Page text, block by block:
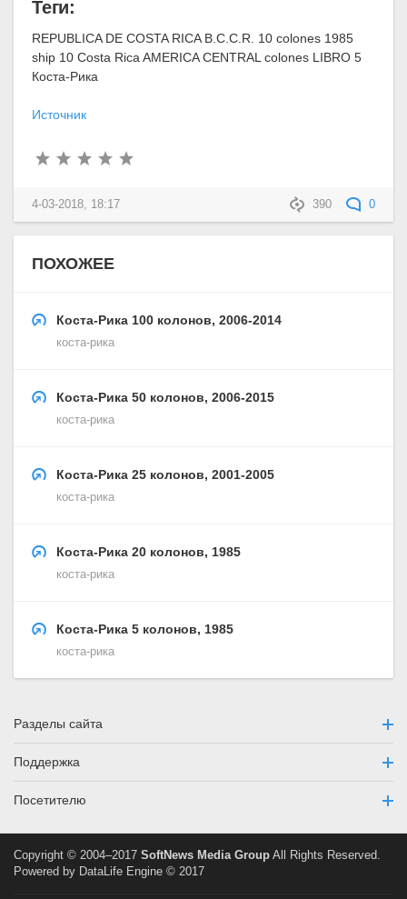
Теги:
REPUBLICA DE COSTA RICA B.C.C.R. 10 colones 1985
ship 10 Costa Rica AMERICA CENTRAL colones LIBRO 5
Коста-Рика
Источник
390 0
4-03-2018, 18:17
ПОХОЖЕЕ
Коста-Рика 100 колонов, 2006-2014
коста-рика
Коста-Рика 50 колонов, 2006-2015
коста-рика
Коста-Рика 25 колонов, 2001-2005
коста-рика
Коста-Рика 20 колонов, 1985
коста-рика
Коста-Рика 5 колонов, 1985
коста-рика
Разделы сайта
Поддержка
Посетителю
Copyright © 2004–2017 SoftNews Media Group All Rights Reserved.
Powered by DataLife Engine © 2017